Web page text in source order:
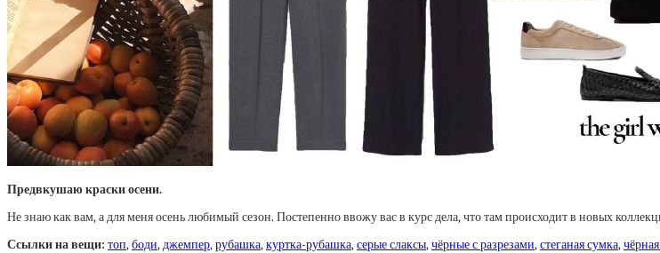
Предвкушаю краски осени.
Не знаю как вам, а для меня осень любимый сезон. Постепенно ввожу вас в курс дела, что там происходит в новых
Ссылки на вещи: топ,боди,джемпер,рубашка,куртка-рубашка,серые слаксы,чёрные с разрезами,стеганая сумка,